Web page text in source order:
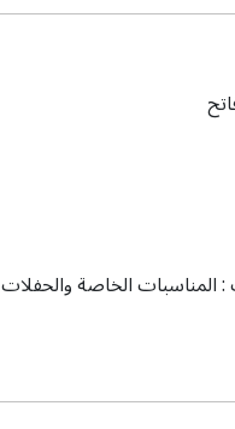
:المناسبات الخاصة والحفلات